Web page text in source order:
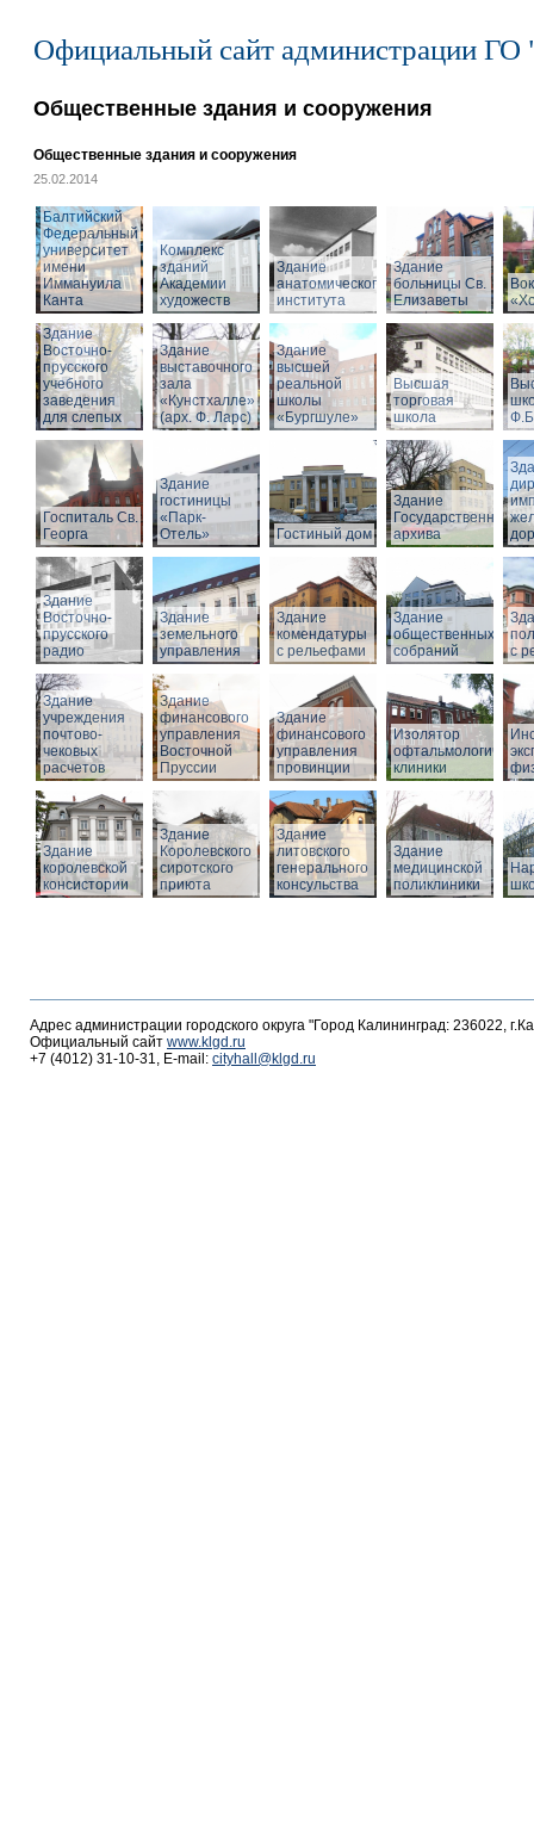
Официальный сайт администрации ГО
Общественные здания и сооружения
Общественные здания и сооружения
25.02.2014
Балтийский
Федеральный
университет
имени
Иммануила
Канта
Комплекс
зданий
Академии
художеств
Здание
анатомического
института
Здание
больницы Св.
Елизаветы
Здание
Восточно-
прусского
учебного
заведения
для слепых
Здание
выставочного
зала
«Кунстхалле»
(арх. Ф. Ларс)
Здание
высшей
реальной
школы
«Бургшуле»
Высшая
торговая
школа
Госпиталь Св.
Георга
Здание
гостиницы
«Парк-
Отель»
Гостиный дом
Здание
Государственного
архива
Здание
Восточно-
прусского
радио
Здание
земельного
управления
Здание
комендатуры
с рельефами
Здание
общественных
собраний
с
Здание
учреждения
почтово-
чековых
расчетов
Здание
финансового
управления
Восточной
Пруссии
Здание
финансового
управления
провинции
Изолятор
клиники
Здание
королевской
консистории
Здание
Королевского
сиротского
приюта
Здание
литовского
генерального
консульства
Здание
медицинской
поликлиники
Адрес администрации городского округа "Город Калининград: 236022,
Официальный сайт www.klgd.ru
+7 (4012) 31-10-31, E-mail: cityhall@klgd.ru